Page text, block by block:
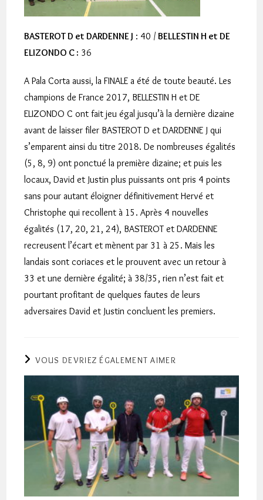
BASTEROT D et DARDENNE J : 40 /BELLESTIN H et DE
ELIZONDO C : 36
A Pala Corta aussi, la FINALE a été de toute beauté. Les
champions de France 2017, BELLESTIN H et DE
ELIZONDO C ont fait jeu égal jusqu’à la dernière dizaine
avant de laisser filer BASTEROT D et DARDENNE J qui
s’emparent ainsi du titre 2018. De nombreuses égalités
(5, 8, 9) ont ponctué la première dizaine; et puis les
locaux, David et Justin plus puissants ont pris 4 points
sans pour autant éloigner définitivement Hervé et
Christophe qui recollent à 15. Après 4 nouvelles
égalités (17, 20, 21, 24), BASTEROT et DARDENNE
recreusent l’écart et mènent par 31 à 25. Mais les
landais sont coriaces et le prouvent avec un retour à
33 et une dernière égalité; à 38/35, rien n’est fait et
pourtant profitant de quelques fautes de leurs
adversaires David et Justin concluent les premiers.
VOUS DEVRIEZ ÉGALEMENT AIMER